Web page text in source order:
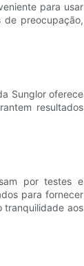
para usar
preocupação,
Sunglor oferece
resultados
por testes e
para fornecer
tranquilidade aos